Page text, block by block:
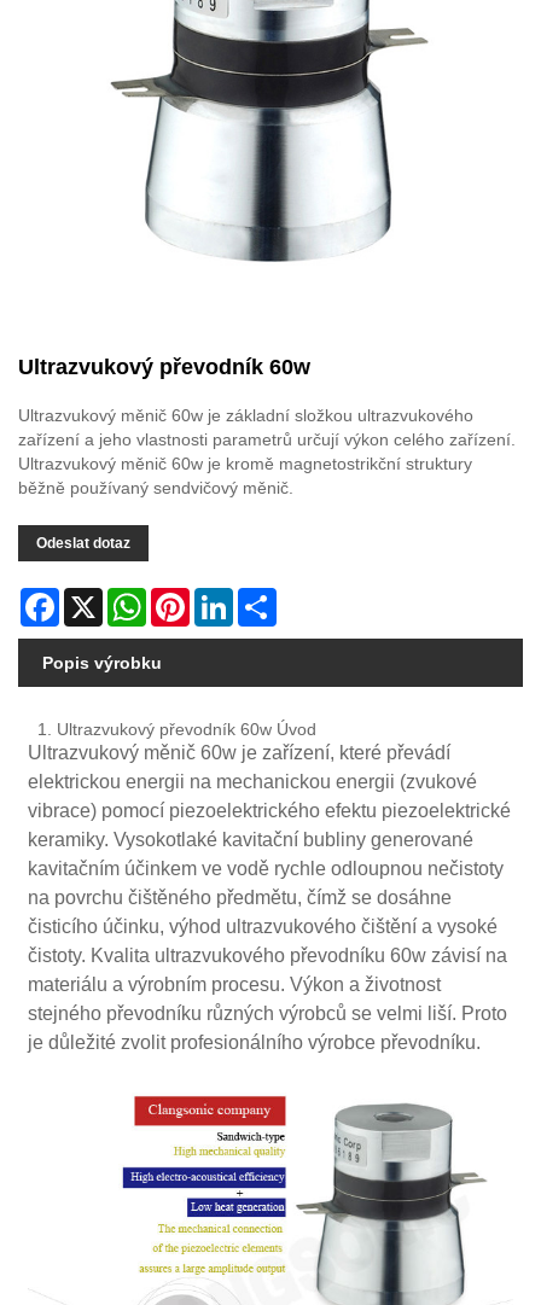
Ultrazvukový převodník 60w
Ultrazvukový měnič 60w je základní složkou ultrazvukového
zařízení a jeho vlastnosti parametrů určují výkon celého zařízení.
Ultrazvukový měnič 60w je kromě magnetostrikční struktury
běžně používaný sendvičový měnič.
Odeslat dotaz
Facebook
X WhatsAppPinterestLinkedIn
Popis výrobku
1. Ultrazvukový převodník 60w Úvod
Ultrazvukový měnič 60w je zařízení, které převádí
elektrickou energii na mechanickou energii (zvukové
vibrace) pomocí piezoelektrického efektu piezoelektrické
keramiky. Vysokotlaké kavitační bubliny generované
kavitačním účinkem ve vodě rychle odloupnou nečistoty
na povrchu čištěného předmětu, čímž se dosáhne
čisticího účinku, výhod ultrazvukového čištění a vysoké
čistoty. Kvalita ultrazvukového převodníku 60w závisí na
materiálu a výrobním procesu. Výkon a životnost
stejného převodníku různých výrobců se velmi liší. Proto
je důležité zvolit profesionálního výrobce převodníku.